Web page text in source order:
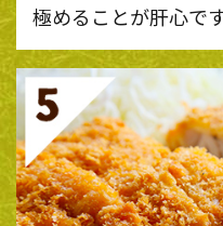
極めることが肝心です